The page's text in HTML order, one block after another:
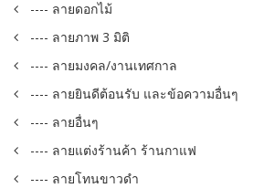
---- ลายดอกไม้
---- ลายภาพ 3 มิติ
---- ลายมงคล/งานเทศกาล
---- ลายยินดีต้อนรับ และข้อความอื่นๆ
---- ลายอื่นๆ
---- ลายแต่งร้านค้า ร้านกาแฟ
---- ลายโทนขาวดำ